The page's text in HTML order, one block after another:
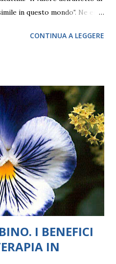
in questo mondo". Ne era
in disaccordo. Crescere
femminile, quindi tra due o
in base alla differenza
meccanismi delicati di
Il pretesto per
tra sorelle la offrono due
system dei nostri giorni,
27 anni. In particolare, la più
CONTINUA A LEGGERE
I BENEFICI
IN